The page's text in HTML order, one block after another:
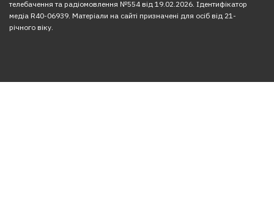
телебачення та радіомовлення №554 від 19.02.2026. Ідентифікатор
медіа R40-06939. Матеріали на сайті призначені для осіб від 21-
річного віку.